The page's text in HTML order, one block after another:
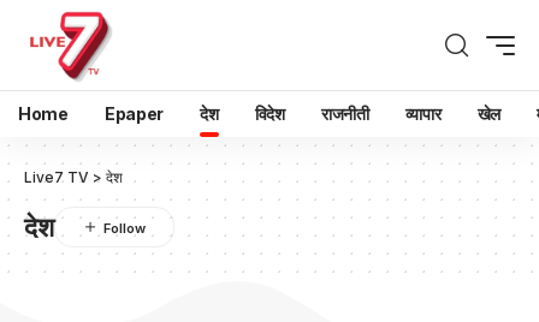
Home Epaper देश विदेश राजनीती व्यापार खेल
Live7 TV > देश
देश